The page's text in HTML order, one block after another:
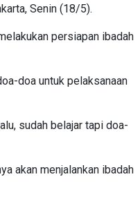
Senin (18/5).
persiapan ibadah
doa untuk pelaksanaan
sudah belajar tapi doa-
akan menjalankan ibadah